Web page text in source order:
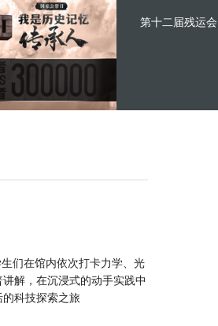
第十二届残运会
们在馆内依次打卡力学、光
解，在沉浸式的动手实践中
科技探索之旅